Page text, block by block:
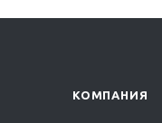
КОМПАНИЯ